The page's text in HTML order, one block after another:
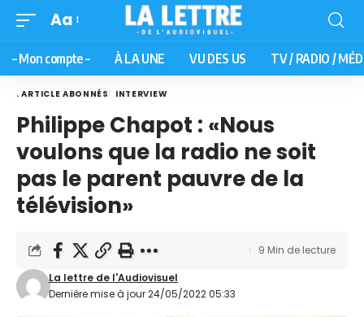
Aa
– Mon compte – À LA UNE VU DES US TV / RADIO /
. ARTICLE ABONNÉS INTERVIEW
Philippe Chapot : «Nous
voulons que la radio ne soit
pas le parent pauvre de la
télévision»
Dernière mise à jour 24/05/2022 05:33
La lettre de l'Audiovisuel
9 Min de lecture